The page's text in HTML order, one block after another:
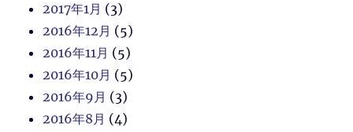
2017年1月 (3)
2016年12月 (5)
2016年11月 (5)
2016年10月 (5)
2016年9月 (3)
2016年8月 (4)